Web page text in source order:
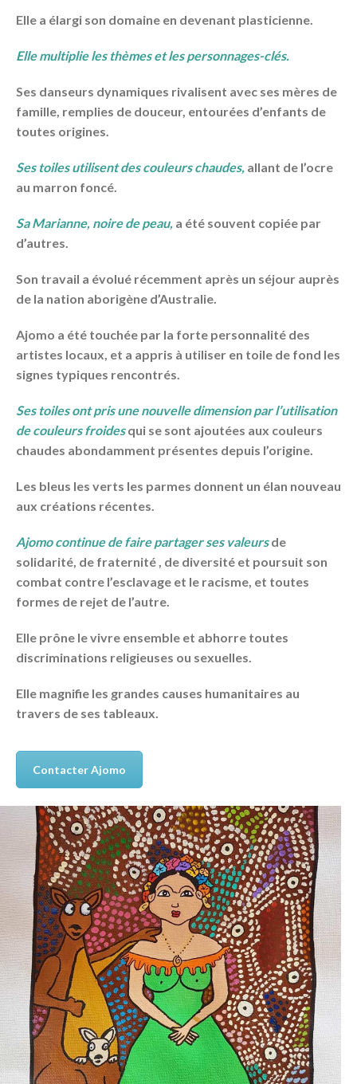
Elle a élargi son domaine en devenant plasticienne.
Elle multiplie les thèmes et les personnages-clés.
Ses danseurs dynamiques rivalisent avec ses mères de
famille, remplies de douceur, entourées d’enfants de
toutes origines.
Ses toiles utilisent des couleurs chaudes, allant de l’ocre
au marron foncé.
Sa Marianne, noire de peau, a été souvent copiée par
d’autres.
Son travail a évolué récemment après un séjour auprès
de la nation aborigène d’Australie.
Ajomo a été touchée par la forte personnalité des
artistes locaux, et a appris à utiliser en toile de fond les
signes typiques rencontrés.
Ses toiles ont pris une nouvelle dimension par l’utilisation
de couleurs froidesqui se sont ajoutées aux couleurs
chaudes abondamment présentes depuis l’origine.
Les bleus les verts les parmes donnent un élan nouveau
aux créations récentes.
Ajomo continue de faire partager ses valeursde
solidarité, de fraternité , de diversité et poursuit son
combat contre l’esclavage et le racisme, et toutes
formes de rejet de l’autre.
Elle prône le vivre ensemble et abhorre toutes
discriminations religieuses ou sexuelles.
Elle magnifie les grandes causes humanitaires au
travers de ses tableaux.
Contacter Ajomo